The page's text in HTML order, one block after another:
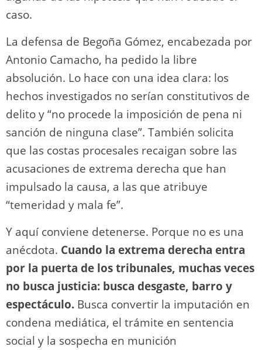
caso.
La defensa de Begoña Gómez, encabezada por
Antonio Camacho, ha pedido la libre
absolución. Lo hace con una idea clara: los
hechos investigados no serían constitutivos de
delito y “no procede la imposición de pena ni
sanción de ninguna clase”. También solicita
que las costas procesales recaigan sobre las
acusaciones de extrema derecha que han
impulsado la causa, a las que atribuye
“temeridad y mala fe”.
Y aquí conviene detenerse. Porque no es una
anécdota. Cuando la extrema derecha entra
por la puerta de los tribunales, muchas veces
no busca justicia: busca desgaste, barro y
espectáculo. Busca convertir la imputación en
condena mediática, el trámite en sentencia
social y la sospecha en munición